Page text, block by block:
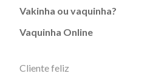
Vakinha ou vaquinha?
Vaquinha Online
Cliente feliz